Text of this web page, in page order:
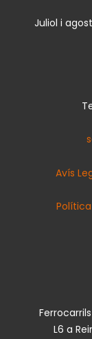
Juliol i
Avís
L6 a